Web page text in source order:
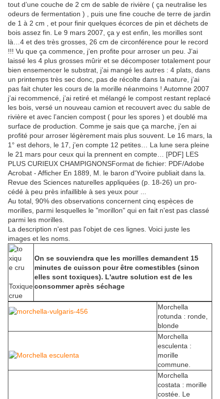
tout d’une couche de 2 cm de sable de rivière ( ça neutralise les
odeurs de fermentation ) , puis une fine couche de terre de jardin
de 1 à 2 cm , et pour finir quelques écorces de pin et déchets de
bois assez fin. Le 9 mars 2007, ça y est enfin, les morilles sont
là…4 et des très grosses, 26 cm de circonférence pour le record
!!! Vu que ça commence, j’en profite pour arroser un peu. J’ai
laissé les 4 plus grosses mûrir et se décomposer totalement pour
bien ensemencer le substrat, j’ai mangé les autres : 4 plats, dans
un printemps très sec donc, pas de récolte dans la nature, j’ai
pas fait chuter les cours de la morille néanmoins ! Automne 2007
j’ai recommencé, j’ai retiré et mélangé le compost restant replacé
les bois, versé un nouveau camion et recouvert avec du sable de
rivière et avec l’ancien compost ( pour les spores ) et doublé ma
surface de production. Comme je sais que ça marche, j’en ai
profité pour arroser légèrement mais plus souvent. Le 16 mars, la
1° est dehors, le 17, j’en compte 12 petites… La lune sera pleine
le 21 mars pour ceux qui la prennent en compte… [PDF] LES
PLUS CURIEUX CHAMPIGNONSFormat de fichier: PDF/Adobe
Acrobat - Afficher En 1889, M. le baron d'Yvoire publiait dans la.
Revue des Sciences naturelles appliquées (p. 18-26) un pro-
cédé à peu près infaillible à ses yeux pour ...
Au total, 90% des observations concernent cinq espèces de
morilles, parmi lesquelles le "morillon" qui en fait n'est pas classé
parmi les morilles.
La description n'est pas l'objet de ces lignes. Voici juste les
images et les noms.
Toxique
crue
On se souviendra que les morilles demandent 15
minutes de cuisson pour être comestibles (sinon
elles sont toxiques). L'autre solution est de les
consommer après séchage
Morchella
rotunda : ronde,
blonde
Morchella
esculenta :
morille
commune.
Morchella
costata : morille
costée. Le